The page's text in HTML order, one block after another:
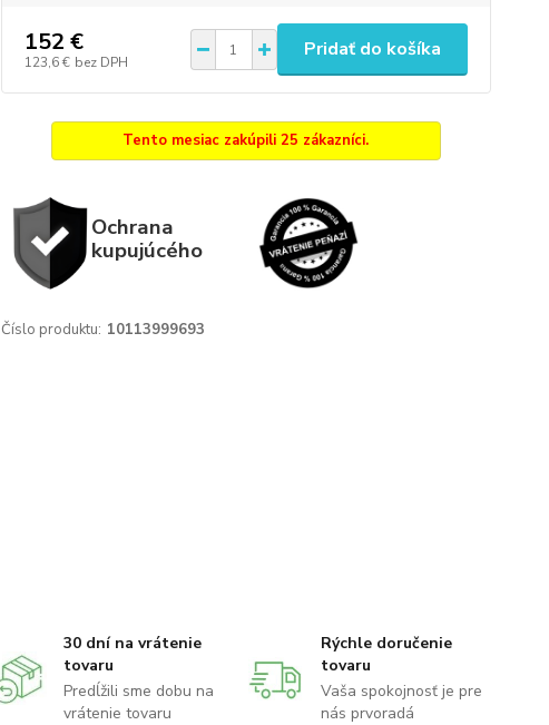
152 €
123,6 € bez DPH
Pridať do košíka
Tento mesiac zakúpili 25 zákazníci.
Ochrana
kupujúcého
Číslo produktu: 10113999693
30 dní na vrátenie
tovaru
Predĺžili sme dobu na
vrátenie tovaru
Rýchle doručenie
tovaru
Vaša spokojnosť je pre
nás prvoradá